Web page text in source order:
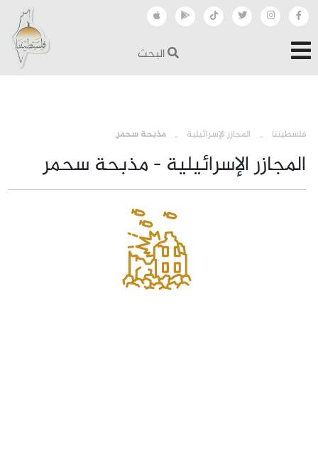
البحث
فلسطيننا › المجازر الإسرائيلية مذبحة سحمر
المجازر الإسرائيلية - مذبحة سحمر